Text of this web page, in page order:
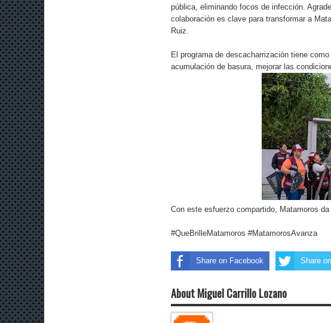
pública, eliminando focos de infección.
colaboración es clave para transformar a
Ruiz.
El programa de descacharrización tiene
acumulación de basura, mejorar las
Con este esfuerzo compartido, Matamoros
#QueBrilleMatamoros #MatamorosAvanza
Share on Facebook Share
About Miguel Carrillo Lozano